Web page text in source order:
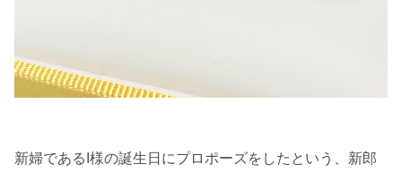
新婦であるI様の誕生日にプロポーズをしたという、新郎